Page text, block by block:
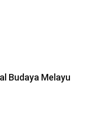
Budaya Melayu